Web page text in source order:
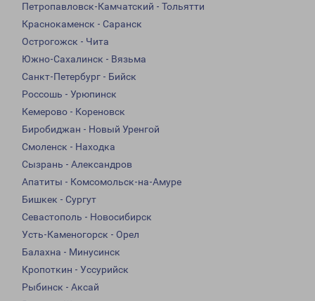
Петропавловск-Камчатский - Тольятти
Краснокаменск - Саранск
Острогожск - Чита
Южно-Сахалинск - Вязьма
Санкт-Петербург - Бийск
Россошь - Урюпинск
Кемерово - Кореновск
Биробиджан - Новый Уренгой
Смоленск - Находка
Сызрань - Александров
Апатиты - Комсомольск-на-Амуре
Бишкек - Сургут
Севастополь - Новосибирск
Усть-Каменогорск - Орел
Балахна - Минусинск
Кропоткин - Уссурийск
Рыбинск - Аксай